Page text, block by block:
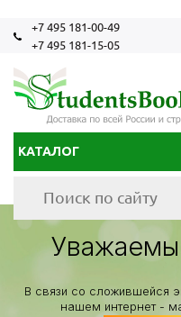
+7 495 181-00-49
+7 495 181-15-05
КАТАЛОГ
В связи со сложившейся
нашем интернет -